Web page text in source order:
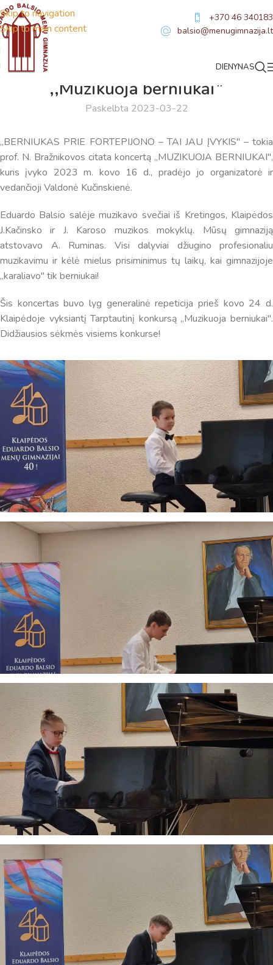
Skip to navigation
Skip to main content
+370 46 340183
balsio@menugimnazija.lt
DIENYNAS
,,Muzikuoja berniukai”
Paskelbta 2023-03-22
,,BERNIUKAS PRIE FORTEPIJONO – TAI JAU ĮVYKIS" – tokia
prof. N. Bražnikovos citata koncertą ,,MUZIKUOJA BERNIUKAI",
kuris įvyko 2023 m. kovo 16 d., pradėjo jo organizatorė ir
vedančioji Valdonė Kučinskienė.
Eduardo Balsio salėje muzikavo svečiai iš Kretingos, Klaipėdos
J.Kačinsko ir J. Karoso muzikos mokyklų. Mūsų gimnaziją
atstovavo A. Ruminas. Visi dalyviai džiugino profesionaliu
muzikavimu ir kėlė mielus prisiminimus tų laikų, kai gimnazijoje
,,karaliavo" tik berniukai!
Šis koncertas buvo lyg generalinė repeticija prieš kovo 24 d.
Klaipėdoje vyksiantį Tarptautinį konkursą ,,Muzikuoja berniukai".
Didžiausios sėkmės visiems konkurse!
Virtualus asistentas E. Balsio gimnazijos DI
Sveiki! Taip, aš esu virtualus. Tačiau dirbtinis intelektas
suteikia man galimybę ne tik analizuoti Jūsų klausimą, bet
dar tobulai atsimenu visą šioje svetainėje pateiktą
informaciją. Jei visgi man pritrūks išmanumo - pateiksiu
atsakingo specialisto.